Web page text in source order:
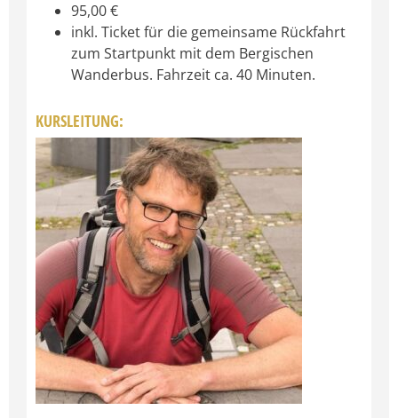
95,00 €
inkl. Ticket für die gemeinsame Rückfahrt
zum Startpunkt mit dem Bergischen
Wanderbus. Fahrzeit ca. 40 Minuten.
KURSLEITUNG: